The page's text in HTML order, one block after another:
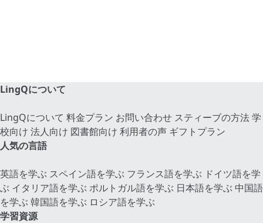
LingQについて
LingQについて 料金プラン お問い合わせ スティーブの方法学
校向け 法人向け 図書館向け 利用者の声 ギフトプラン
人気の言語
英語を学ぶ スペイン語を学ぶ フランス語を学ぶ ドイツ語を学
ぶ イタリア語を学ぶ ポルトガル語を学ぶ 日本語を学ぶ 中国語
を学ぶ 韓国語を学ぶ ロシア語を学ぶ
学習資源